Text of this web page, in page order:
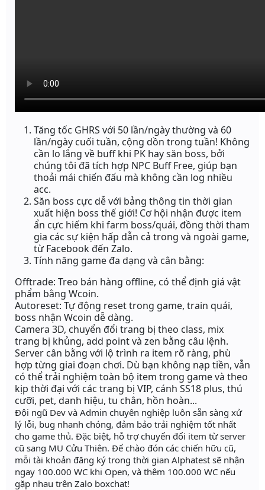
Tăng tốc GHRS với 50 lần/ngày thường và 60
lần/ngày cuối tuần, cộng dồn trong tuần! Không
cần lo lắng về buff khi PK hay săn boss, bởi
chúng tôi đã tích hợp NPC Buff Free, giúp bạn
thoải mái chiến đấu mà không cần log nhiều
acc.
Săn boss cực dễ với bảng thông tin thời gian
xuất hiện boss thế giới! Cơ hội nhận được item
ẩn cực hiếm khi farm boss/quái, đồng thời tham
gia các sự kiện hấp dẫn cả trong và ngoài game,
từ Facebook đến Zalo.
Tính năng game đa dạng và cân bằng:
Offtrade: Treo bán hàng offline, có thể định giá vật
phẩm bằng Wcoin.
Autoreset: Tự động reset trong game, train quái,
boss nhận Wcoin dễ dàng.
Camera 3D, chuyển đổi trang bị theo class, mix
trang bị khủng, add point và zen bằng câu lệnh.
Server cân bằng với lộ trình ra item rõ ràng, phù
hợp từng giai đoạn chơi. Dù bạn không nạp tiền, vẫn
có thể trải nghiệm toàn bộ item trong game và theo
kịp thời đại với các trang bị VIP, cánh SS18 plus, thú
cưỡi, pet, danh hiệu, tu chân, hồn hoàn...
Đội ngũ Dev và Admin chuyên nghiệp luôn sẵn sàng xử
lý lỗi, bug nhanh chóng, đảm bảo trải nghiệm tốt nhất
cho game thủ. Đặc biệt, hỗ trợ chuyển đổi item từ server
cũ sang MU Cửu Thiên. Để chào đón các chiến hữu cũ,
mỗi tài khoản đăng ký trong thời gian Alphatest sẽ nhận
ngay 100.000 WC khi Open, và thêm 100.000 WC nếu
gặp nhau trên Zalo boxchat!